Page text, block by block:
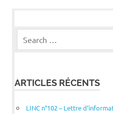
ARTICLES RÉCENTS
LINC n°102 – Lettre